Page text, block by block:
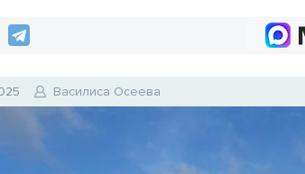
Василиса Осеева